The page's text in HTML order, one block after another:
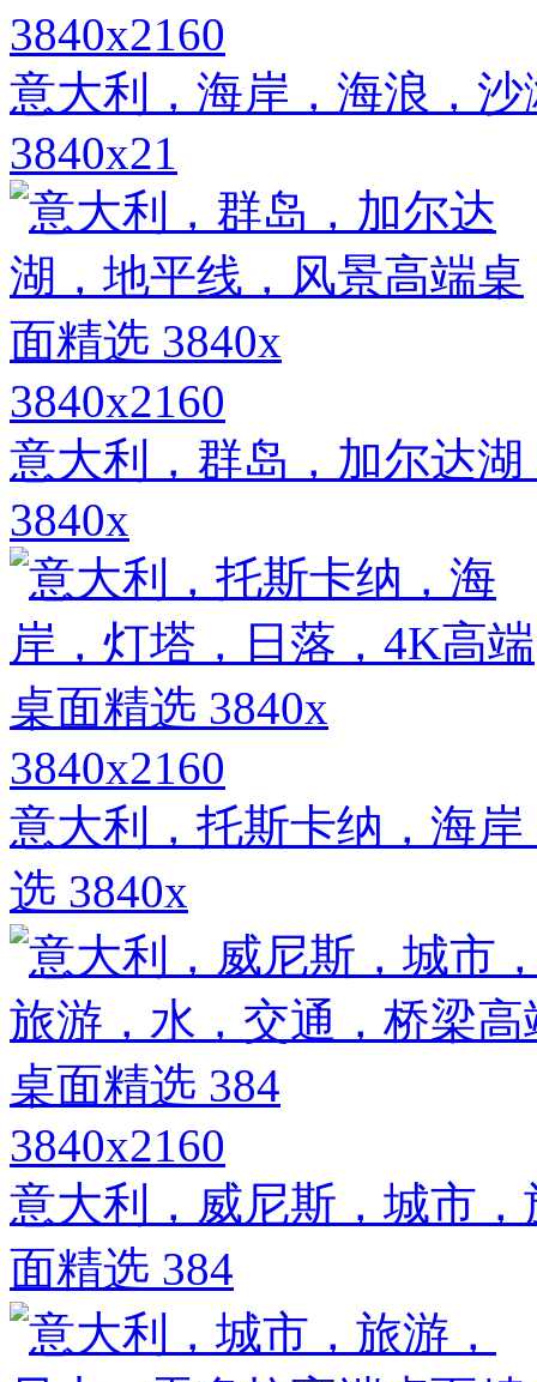
3840x2160
意大利，海岸，海浪，
3840x21
3840x2160
意大利，群岛，加尔达
3840x
3840x2160
意大利，托斯卡纳，海
选 3840x
3840x2160
意大利，威尼斯，城市
面精选 384